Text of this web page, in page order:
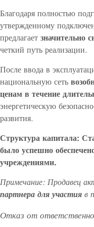
Благодаря полностью
утвержденному
предлагает значительно
четкий путь реализации.
После ввода в
национальную сеть
ценам в течение
энергетическую
развития.
Структура капитала:
было успешно
учреждениями.
Примечание: Продавец
партнера для участия в
Отказ от